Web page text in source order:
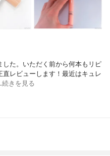
た。いただく前から何本もリピ
レビューします！最近はキュレ
続きを見る